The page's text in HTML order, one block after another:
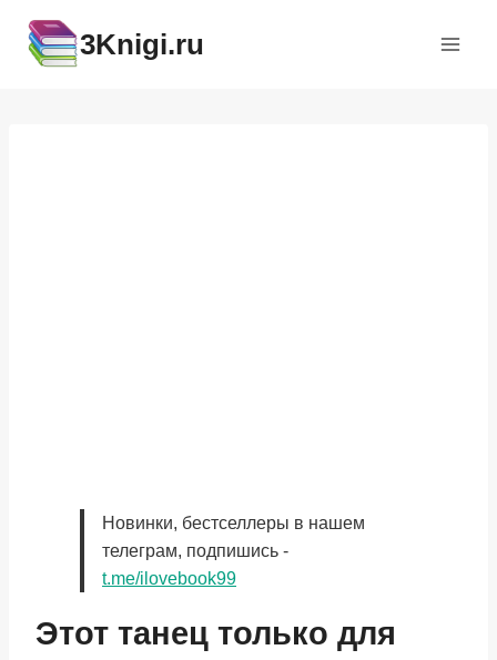
содержимому
3Knigi.ru
Новинки, бестселлеры в нашем
телеграм, подпишись -
t.me/ilovebook99
Этот танец только для